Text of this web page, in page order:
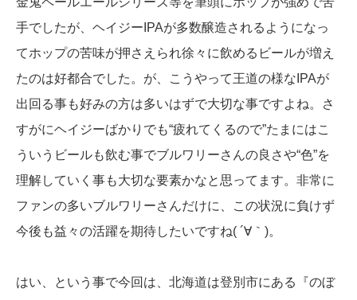
手でしたが、ヘイジーIPAが多数醸造されるようになっ
てホップの苦味が押さえられ徐々に飲めるビールが増え
たのは好都合でした。が、こうやって王道の様なIPAが
出回る事も好みの方は多いはずで大切な事ですよね。さ
すがにヘイジーばかりでも“疲れてくるので”たまにはこ
ういうビールも飲む事でブルワリーさんの良さや“色”を
理解していく事も大切な要素かなと思ってます。非常に
ファンの多いブルワリーさんだけに、この状況に負けず
今後も益々の活躍を期待したいですね( ´∀｀)。
はい、という事で今回は、北海道は登別市にある『のぼ